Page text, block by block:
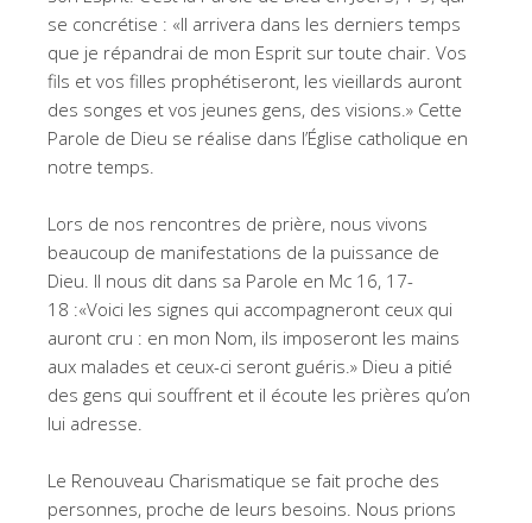
se concrétise : «Il arrivera dans les derniers temps
que je répandrai de mon Esprit sur toute chair. Vos
fils et vos filles prophétiseront, les vieillards auront
des songes et vos jeunes gens, des visions.» Cette
Parole de Dieu se réalise dans l’Église catholique en
notre temps.
Lors de nos rencontres de prière, nous vivons
beaucoup de manifestations de la puissance de
Dieu. Il nous dit dans sa Parole en Mc 16, 17-
18 :«Voici les signes qui accompagneront ceux qui
auront cru : en mon Nom, ils imposeront les mains
aux malades et ceux-ci seront guéris.» Dieu a pitié
des gens qui souffrent et il écoute les prières qu’on
lui adresse.
Le Renouveau Charismatique se fait proche des
personnes, proche de leurs besoins. Nous prions